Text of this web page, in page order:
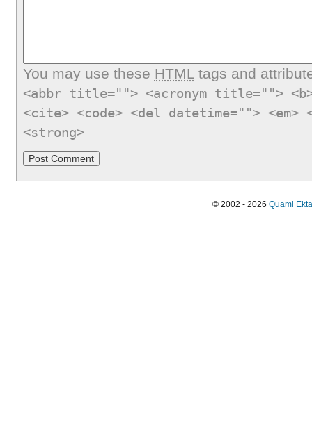
You may use these HTMLtags and
<abbr title=""> <acronym title="">
<cite> <code> <del datetime="">
<strong>
© 2002 - 2026 Quami